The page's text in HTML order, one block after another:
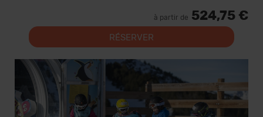
à partir de 524,75 €
RÉSERVER